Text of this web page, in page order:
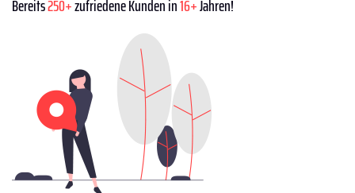
Bereits250+zufriedene Kunden in16+Jahren!